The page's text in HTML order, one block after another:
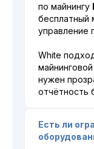
по майнингу
бесплатный
управление
White
нужен
отчётность
Есть ли